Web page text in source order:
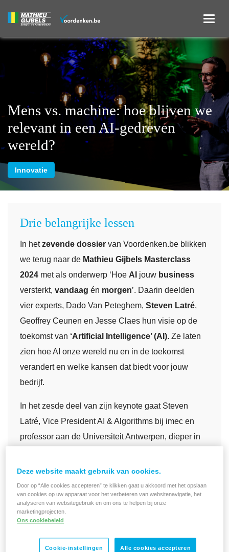
Mens vs. machine: hoe blijven we
relevant in een AI-gedreven
wereld?
Innovatie
Drie belangrijke lessen
In hetzevende dossier van Voordenken.be blikken
we terug naar de Mathieu Gijbels Masterclass
2024 met als onderwerp ‘Hoe AI jouw business
versterkt, vandaag én morgen’. Daarin deelden
vier experts, Dado Van Peteghem, Steven Latré,
Geoffrey Ceunen en Jesse Claes hun visie op de
toekomst van ‘Artificial Intelligence’ (AI). Ze laten
zien hoe AI onze wereld nu en in de toekomst
verandert en welke kansen dat biedt voor jouw
bedrijf.
In het zesde deel van zijn keynote gaat Steven
Latré, Vice President AI & Algorithms bij imec en
professor aan de Universiteit Antwerpen, dieper in
die AI willen inzetten: het belang van
de uitdagingenrondprivacy en de waarde van de
menselijke factor. Deze inzichten zijn onmisbaar
voor bedrijven die AI effectief,
ze allemaal in deze blog.
Deze website maakt gebruik van cookies.
Door op “Alle cookies accepteren” te klikken gaat u akkoord met het opslaan
van cookies op uw apparaat voor het verbeteren van websitenavigatie, het
analyseren van websitegebruik en om ons te helpen bij onze
marketingprojecten.
Ons cookiebeleid
Alle cookies accepteren
Cookie-instellingen